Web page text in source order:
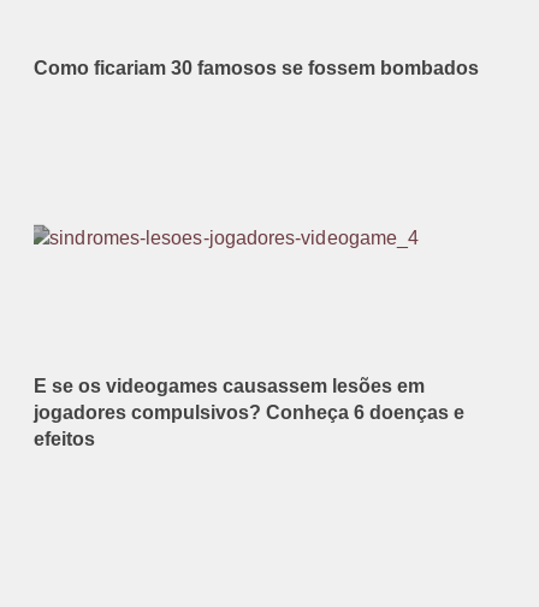
Como ficariam 30 famosos se fossem bombados
E se os videogames causassem lesões em
jogadores compulsivos? Conheça 6 doenças e
efeitos